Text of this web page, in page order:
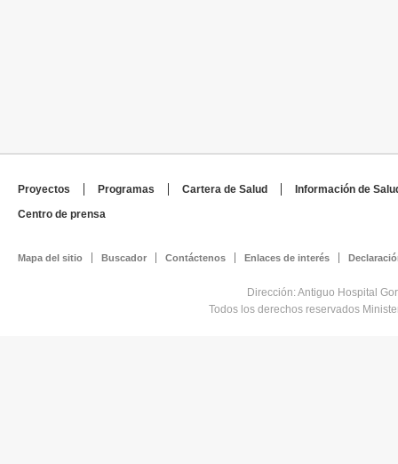
Proyectos Programas Cartera de Salud
Información de
Centro de prensa
Mapa del sitio Buscador Contáctenos Enlaces de interés
Dirección: Antiguo Hospital
Todos los derechos reservados